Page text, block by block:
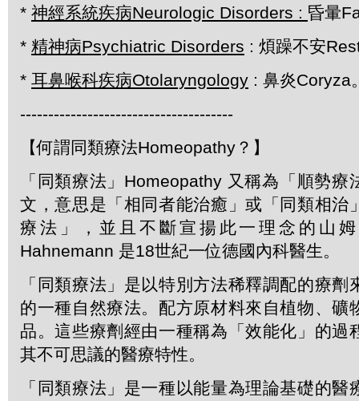
* 神經系統疾病Neurologic Disorders : 昏暈
* 精神病Psychiatric Disorders : 煩躁不安
* 耳鼻喉科疾病Otolaryngology : 鼻炎Coryza
--------------------------------------
【何謂同類療法Homeopathy？】
「同類療法」Homeopathy 又稱為「順勢療
文，意思是「相同者能治癒」或「同類相治
療法」，並且不斷宣揚此一理念的山
Hahnemann 是18世紀一位德國內科醫生。
「同類療法」是以特別方法稀釋調配的療劑
的一種自然療法。配方原材料來自植物、礦
品。這些療劑經由一種稱為「效能化」的過
其不可思議的醫療特性。
「同類療法」是一種以能量為理論基礎的醫